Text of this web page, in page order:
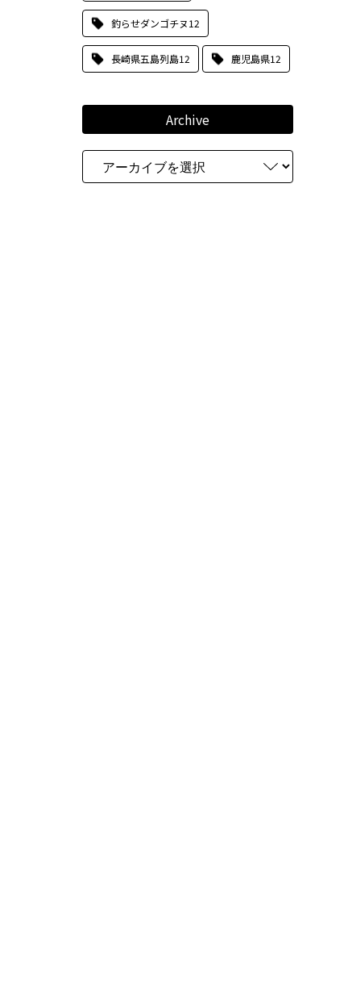
釣らせダンゴチヌ12
長崎県五島列島12 鹿児島県12
Archive